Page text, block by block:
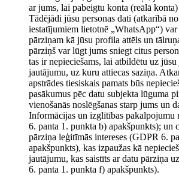
ar jums, lai pabeigtu konta (reālā konta)
Tādējādi jūsu personas dati (atkarībā
iestatījumiem lietotnē „WhatsApp“)
pārziņam kā jūsu profila attēls un
pārziņš var lūgt jums sniegt citus
tas ir nepieciešams, lai atbildētu uz
jautājumu, uz kuru attiecas saziņa.
apstrādes tiesiskais pamats būs
pasākumus pēc datu subjekta lūguma
vienošanās noslēgšanas starp jums un
Informācijas un izglītības pakalpojumu
6. panta 1. punkta b) apakšpunkts); un
pārziņa leģitīmās intereses (GDPR 6.
apakšpunkts), kas izpaužas kā
jautājumu, kas saistīts ar datu pārziņa
6. panta 1. punkta f) apakšpunkts).